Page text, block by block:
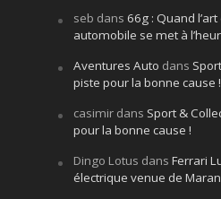
seb dans 66g : Quand
automobile se met à
Aventures Auto dans
piste pour la bonne cause !
casimirdans Sport &
pour la bonne cause !
Dingo Lotus dans Ferrari
électrique venue de